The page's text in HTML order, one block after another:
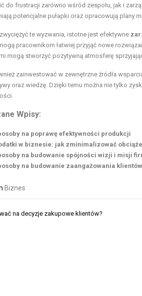
do frustracji zarówno wśród zespołu, jak i
potencjalne pułapki oraz opracowują plany
te wyzwania, istotne jest efektywne
pracownikom łatwiej przyjąć nowe
mogą stworzyć pozytywną atmosferę
zainwestować w zewnętrzne źródła
oraz wiedzę. Dzięki temu można nie tylko
Wpisy:
na poprawę efektywności produkcji
w biznesie: jak zminimalizować
na budowanie spójności wizji i misji
na budowanie zaangażowania klientów
Biznes
na decyzje zakupowe klientów?